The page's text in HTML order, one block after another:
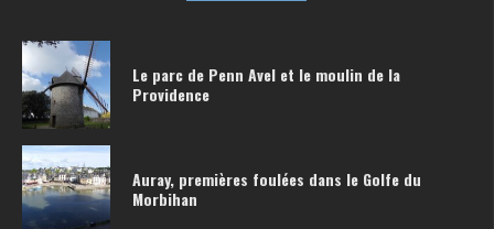
Le parc de Penn Avel et le moulin de la
Providence
Auray, premières foulées dans le Golfe du
Morbihan